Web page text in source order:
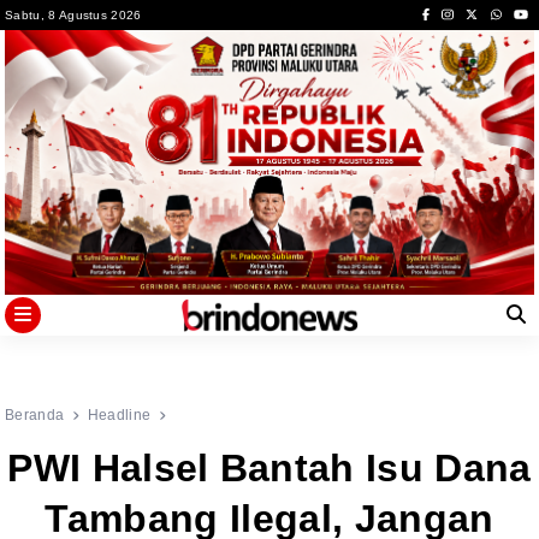
to
content
Sabtu, 8 Agustus 2026
Beranda Headline
‎PWI Halsel Bantah Isu Dana
Tambang Ilegal, Jangan